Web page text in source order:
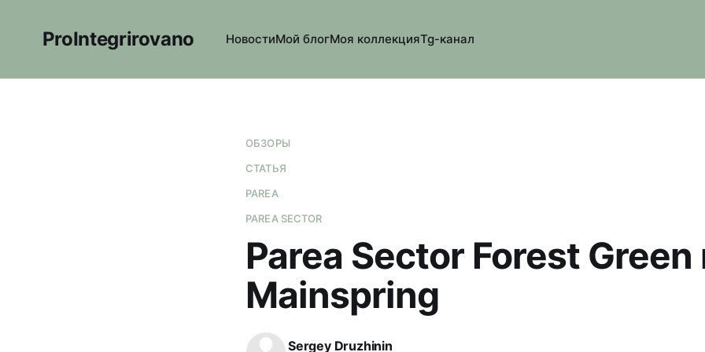
ProIntegrirovano НовостиМой блогМоя коллекцияTg-канал
ОБЗОРЫ
СТАТЬЯ
PAREA
PAREA SECTOR
Parea Sector Forest Green
Mainspring
Sergey Druzhinin